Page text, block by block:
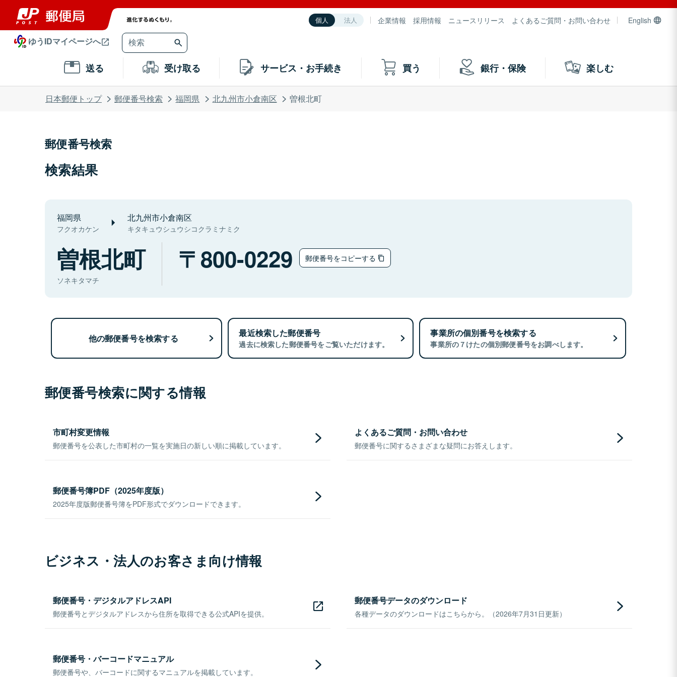
個人 法人 企業情報 採用情報 ニュースリリース よくあるご質問・お問い合わせ English
ゆうIDマイページへ
送る 受け取る サービス・お手続き 買う 銀行・保険 楽しむ
日本郵便トップ 郵便番号検索 福岡県 北九州市小倉南区 曽根北町
郵便番号検索
検索結果
福岡県
フクオカケン
北九州市小倉南区
キタキュウシュウシコクラミナミク
曽根北町
ソネキタマチ
800-0229 郵便番号をコピーする
他の郵便番号を検索する 最近検索した郵便番号
過去に検索した郵便番号をご覧いただけます。
事業所の個別番号を検索する
事業所の７けたの個別郵便番号をお調べします。
郵便番号検索に関する情報
市町村変更情報
郵便番号を公表した市町村の一覧を実施日の新しい順に掲載しています。
よくあるご質問・お問い合わせ
郵便番号に関するさまざまな疑問にお答えします。
郵便番号簿PDF（2025年度版）
2025年度版郵便番号簿をPDF形式でダウンロードできます。
ビジネス・法人のお客さま向け情報
郵便番号・デジタルアドレスAPI
郵便番号とデジタルアドレスから住所を取得できる公式APIを提供。
郵便番号データのダウンロード
各種データのダウンロードはこちらから。（2026年7月31日更新）
郵便番号・バーコードマニュアル
郵便番号や、バーコードに関するマニュアルを掲載しています。